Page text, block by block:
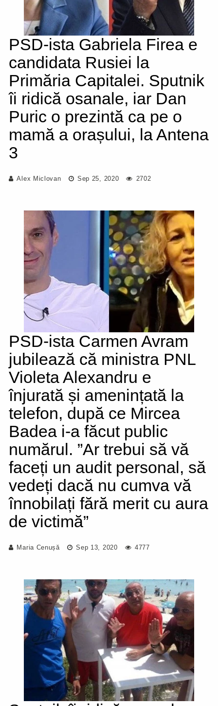
PSD-ista Gabriela Firea e
candidata Rusiei la
Primăria Capitalei. Sputnik
îi ridică osanale, iar Dan
Puric o prezintă ca pe o
mamă a orașului, la Antena
3
Alex Miclovan Sep 25, 2020 2702
PSD-ista Carmen Avram
jubilează că ministra PNL
Violeta Alexandru e
înjurată și amenințată la
telefon, după ce Mircea
Badea i-a făcut public
numărul. ”Ar trebui să vă
faceți un audit personal, să
vedeți dacă nu cumva vă
înnobilați fără merit cu aura
de victimă”
Maria Cenușă Sep 13, 2020 4777